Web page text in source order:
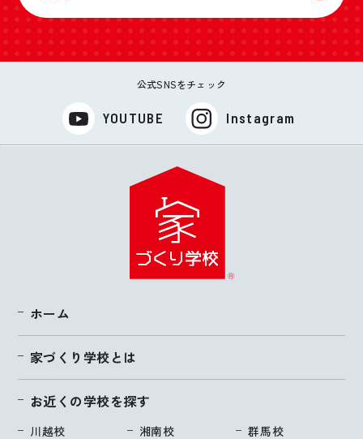
公式SNSをチェック
YOUTUBE Instagram
ホーム
家づくり学校とは
お近くの学校を探す
川越校 湘南校 群馬校